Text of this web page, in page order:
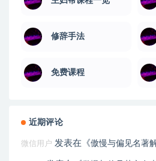
修辞手法
免费课程
近期评论
微信用户 发表在《傲慢与偏见名著